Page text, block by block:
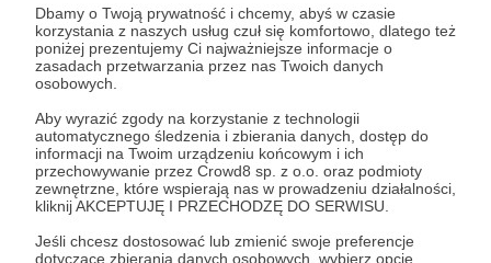
Dbamy o Twoją prywatność i chcemy, abyś w czasie
korzystania z naszych usług czuł się komfortowo, dlatego też
poniżej prezentujemy Ci najważniejsze informacje o
zasadach przetwarzania przez nas Twoich danych
osobowych.
Aby wyrazić zgody na korzystanie z technologii
automatycznego śledzenia i zbierania danych, dostęp do
informacji na Twoim urządzeniu końcowym i ich
przechowywanie przez Crowd8 sp. z o.o. oraz podmioty
zewnętrzne, które wspierają nas w prowadzeniu działalności,
kliknij AKCEPTUJĘ I PRZECHODZĘ DO SERWISU.
Jeśli chcesz dostosować lub zmienić swoje preferencje
dotyczące zbierania danych osobowych, wybierz opcję
Kup na prezent
O autorze
Jesteśmy grupą komediową z Wrocławia. Gramy
z energią, bez cenzury i z zażarciem. Nasze
występy są tylko dla dorosłych widzów!